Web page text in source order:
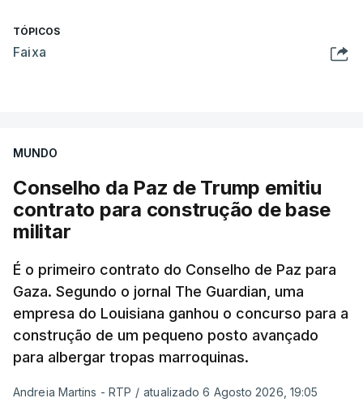
TÓPICOS
Faixa
MUNDO
Conselho da Paz de Trump emitiu
contrato para construção de base
militar
É o primeiro contrato do Conselho de Paz para
Gaza. Segundo o jornal The Guardian, uma
empresa do Louisiana ganhou o concurso para a
construção de um pequeno posto avançado
para albergar tropas marroquinas.
Andreia Martins - RTP / atualizado 6 Agosto 2026, 19:05